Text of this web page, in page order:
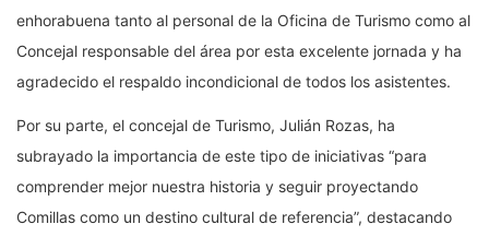
enhorabuena tanto al personal de la Oficina de Turismo como al
Concejal responsable del área por esta excelente jornada y ha
agradecido el respaldo incondicional de todos los asistentes.
Por su parte, el concejal de Turismo, Julián Rozas, ha
subrayado la importancia de este tipo de iniciativas “para
comprender mejor nuestra historia y seguir proyectando
Comillas como un destino cultural de referencia”, destacando